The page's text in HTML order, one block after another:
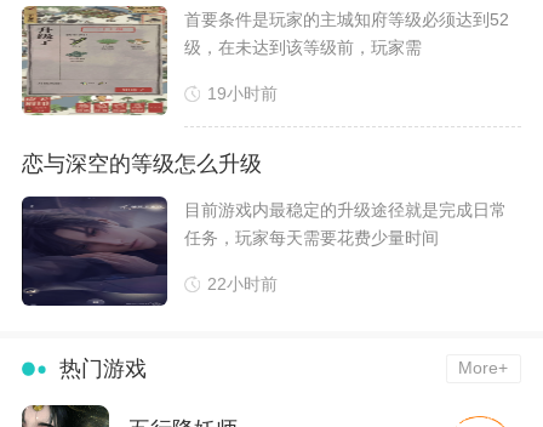
​首要条件是玩家的主城知府等级必须达到52
级，在未达到该等级前，玩家需
19小时前
恋与深空的等级怎么升级
​目前游戏内最稳定的升级途径就是完成日常
任务，玩家每天需要花费少量时间
22小时前
热门游戏 More+